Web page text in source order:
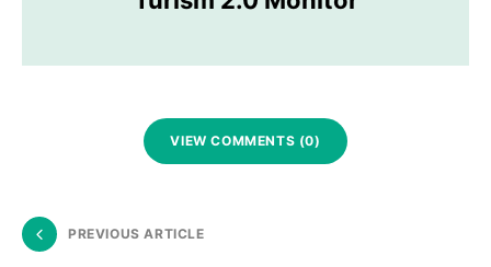
VIEW COMMENTS (0)
PREVIOUS ARTICLE